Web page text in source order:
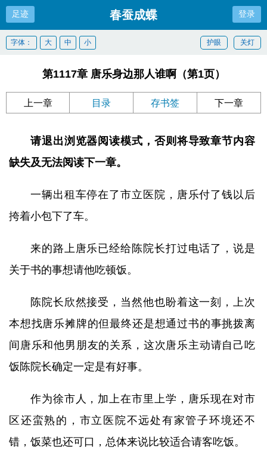
足迹 春蚕成蝶 登录
关灯
护眼
字体： 大 中 小
第1117章 唐乐身边那人谁啊（第1页）
上一章 目录 存书签 下一章
请退出浏览器阅读模式，否则将导致章节内容
缺失及无法阅读下一章。
一辆出租车停在了市立医院，唐乐付了钱以后
挎着小包下了车。
来的路上唐乐已经给陈院长打过电话了，说是
关于书的事想请他吃顿饭。
陈院长欣然接受，当然他也盼着这一刻，上次
本想找唐乐摊牌的但最终还是想通过书的事挑拨离
间唐乐和他男朋友的关系，这次唐乐主动请自己吃
饭陈院长确定一定是有好事。
作为徐市人，加上在市里上学，唐乐现在对市
区还蛮熟的，市立医院不远处有家管子环境还不
错，饭菜也还可口，总体来说比较适合请客吃饭。